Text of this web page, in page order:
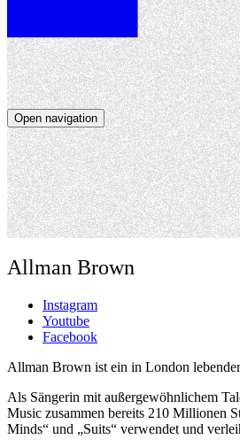
Open navigation
Artists
Dates
About
News
Close navigation
Allman Brown
Instagram
Youtube
Facebook
Allman Brown ist ein in London
Als Sängerin mit außergewöhnlichem
Music zusammen bereits 210 Millionen
Minds“ und „Suits“ verwendet und